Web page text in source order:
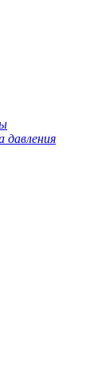
давления